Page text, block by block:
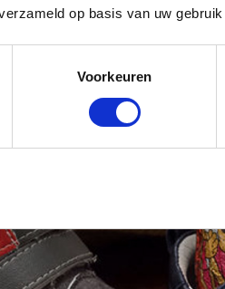
op basis van uw
Voorkeuren